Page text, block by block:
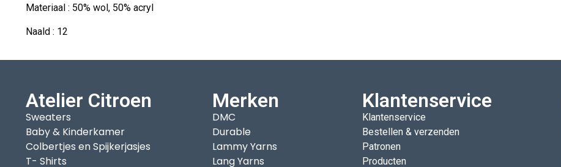
Materiaal : 50% wol, 50% acryl
Naald : 12
Atelier Citroen
Sweaters
Baby & Kinderkamer
Colbertjes en Spijkerjasjes
T- Shirts
Merken
DMC
Durable
Lammy Yarns
Lang Yarns
Klantenservice
Klantenservice
Bestellen & verzenden
Patronen
Producten